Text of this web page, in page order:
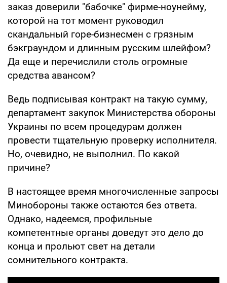
заказ доверили "бабочке" фирме-ноунейму,
которой на тот момент руководил
скандальный горе-бизнесмен с грязным
бэкграундом и длинным русским шлейфом?
Да еще и перечислили столь огромные
средства авансом?
Ведь подписывая контракт на такую сумму,
департамент закупок Министерства обороны
Украины по всем процедурам должен
провести тщательную проверку исполнителя.
Но, очевидно, не выполнил. По какой
причине?
В настоящее время многочисленные запросы
Минобороны также остаются без ответа.
Однако, надеемся, профильные
компетентные органы доведут это дело до
конца и прольют свет на детали
сомнительного контракта.